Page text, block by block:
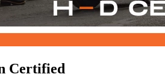
Certified